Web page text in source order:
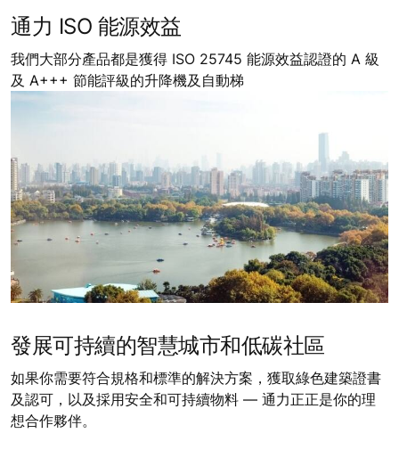
通力 ISO 能源效益
我們大部分產品都是獲得 ISO 25745 能源效益認證的 A 級
及 A+++ 節能評級的升降機及自動梯
發展可持續的智慧城市和低碳社區
如果你需要符合規格和標準的解決方案，獲取綠色建築證書
及認可，以及採用安全和可持續物料 — 通力正正是你的理
想合作夥伴。